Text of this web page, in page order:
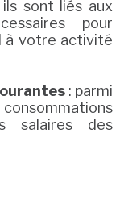
ils sont liés aux
pour
à votre activité
: parmi
salaires des